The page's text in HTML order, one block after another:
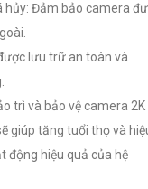
hủy: Đảm bảo camera
lưu trữ an toàn và
trì và bảo vệ camera 2K
giúp tăng tuổi thọ và
động hiệu quả của hệ